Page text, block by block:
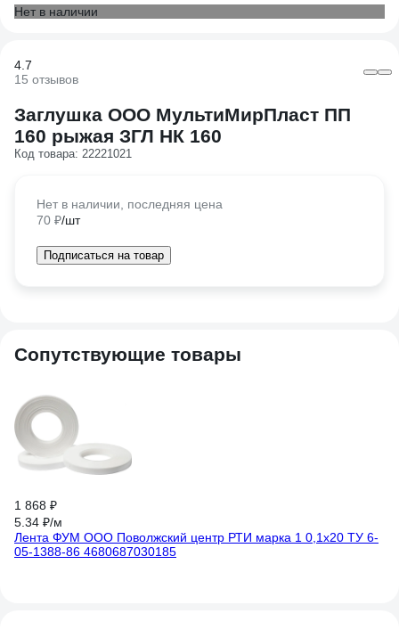
Нет в наличии
4.7
15 отзывов
Заглушка ООО МультиМирПласт ПП
160 рыжая ЗГЛ НК 160
Код товара: 22221021
Нет в наличии, последняя цена
70 ₽/шт
Подписаться на товар
Сопутствующие товары
1 868 ₽
5.34 ₽/м
Лента ФУМ ООО Поволжский центр РТИ марка 1 0,1x20 ТУ 6-
05-1388-86 4680687030185